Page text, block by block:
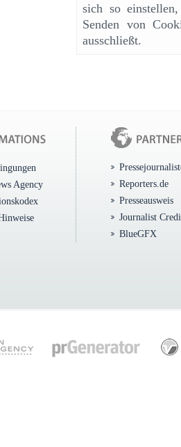
sich so
Senden von
ausschließt.
Agency
Reporters.de
Presseausweis
Journalist
BlueGFX